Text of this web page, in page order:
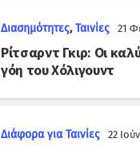
Διασημότητες,Ταινίες 21
Ρίτσαρντ Γκιρ: Οι
γόη του Χόλιγουντ
Διάφορα για Ταινίες 22